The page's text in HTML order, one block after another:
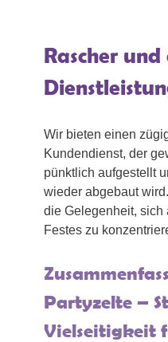
Rascher
Wir bieten einen
Kundendienst, der
pünktlich aufgestellt
wieder abgebaut
die Gelegenheit, sich
Festes zu
Partyzelte –
Vielseitigkeit